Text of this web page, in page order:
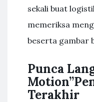
sekali buat
memeriksa
beserta gambar
Punca
Terakhir